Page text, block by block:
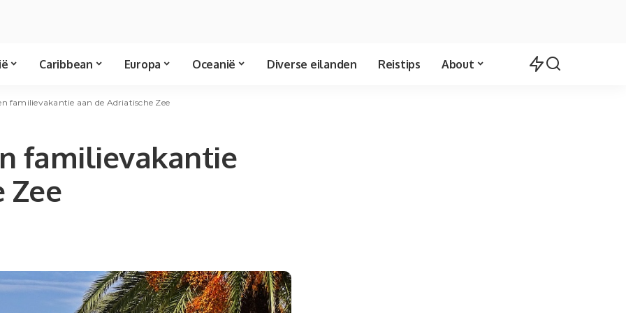
Caribbean Europa Oceanië Diverse eilanden Reistips About
familievakantie aan de Adriatische Zee
familievakantie
Zee